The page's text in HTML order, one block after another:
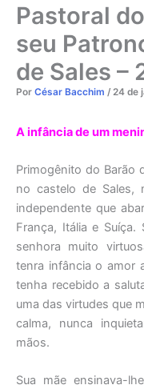
Pastoral
seu
de Sales –
Por César Bacchim / 24 de
A infância de um
Primogênito do Barão
no castelo de Sales,
independente que
França, Itália e Suíça.
senhora muito
tenra infância o amor
tenha recebido a
uma das virtudes que
calma, nunca
mãos.
Sua mãe ensinava-